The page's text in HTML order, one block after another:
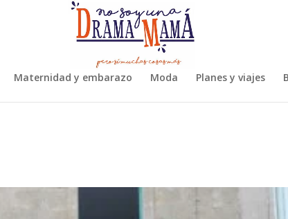
Maternidad y embarazo Moda Planes y viajes